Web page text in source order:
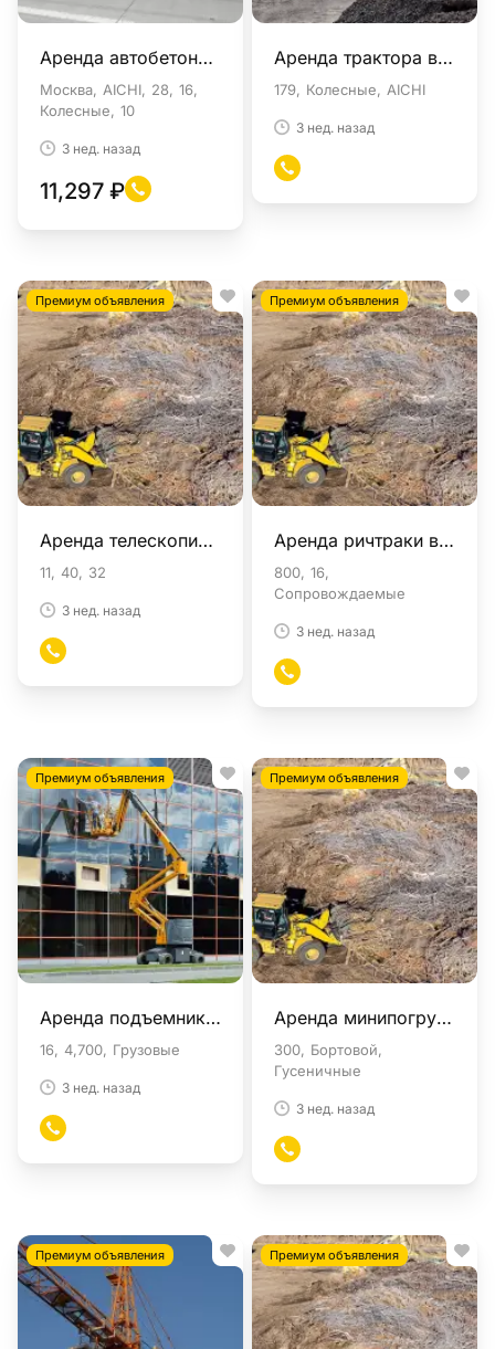
Аренда автобетононасосы в Москве
Москва AICHI 28 16
Колесные
10
3 нед. назад
11,297 ₽
Аренда трактора в Москве
179 Колесные AICHI
3 нед. назад
Премиум объявления
Аренда телескопические погрузчики в Москве
11 40 32
3 нед. назад
Премиум объявления
Аренда ричтраки в Москве
800 16
Сопровождаемые
3 нед. назад
Премиум объявления
Аренда подъемники в Москве
16 4,700 Грузовые
3 нед. назад
Премиум объявления
Аренда минипогрузчики в Москве
300
Бортовой
Гусеничные
3 нед. назад
Премиум объявления Премиум объявления